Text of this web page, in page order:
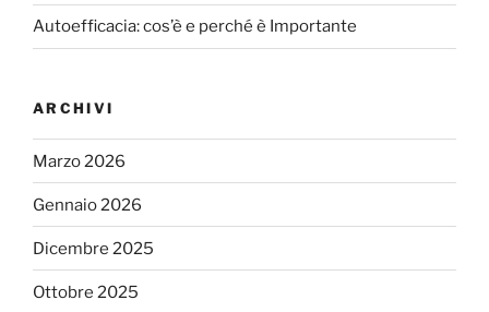
Autoefficacia: cos’è e perché è Importante
ARCHIVI
Marzo 2026
Gennaio 2026
Dicembre 2025
Ottobre 2025